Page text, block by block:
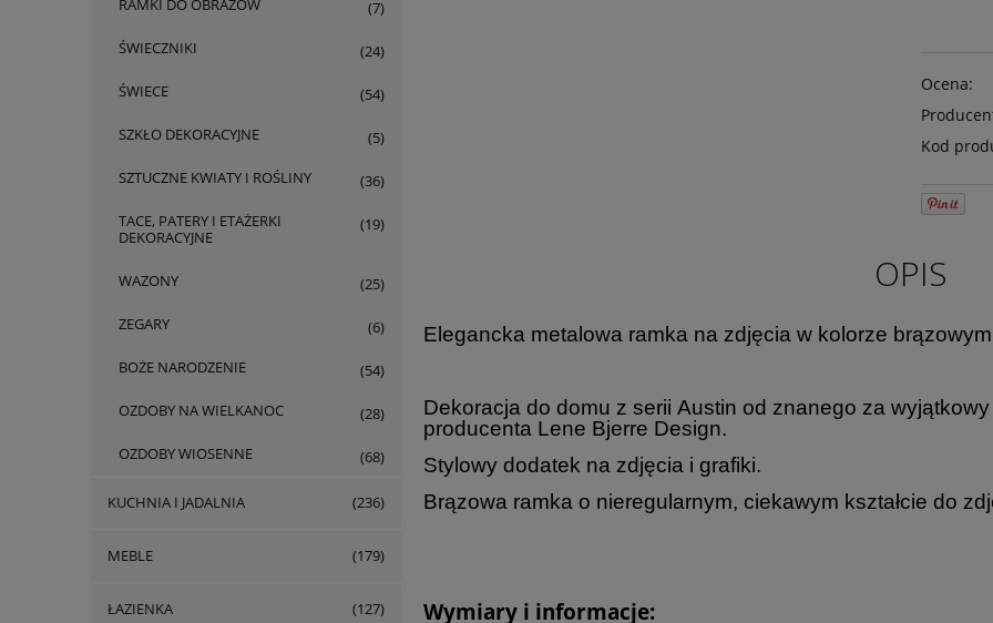
RAMKI DO OBRAZÓW (7)
ŚWIECZNIKI (24)
ŚWIECE (54)
SZKŁO DEKORACYJNE (5)
SZTUCZNE KWIATY I ROŚLINY (36)
TACE, PATERY I ETAŻERKI
DEKORACYJNE
(19)
WAZONY (25)
ZEGARY (6)
BOŻE NARODZENIE (54)
OZDOBY NA WIELKANOC (28)
OZDOBY WIOSENNE (68)
KUCHNIA I JADALNIA (236)
MEBLE (179)
ŁAZIENKA (127)
Ocena:
Kod
OPIS
Elegancka metalowa ramka na zdjęcia w kolorze
Dekoracja do domu z serii Austin od znanego za
producenta Lene Bjerre Design.
Stylowy dodatek na zdjęcia i grafiki.
Brązowa ramka o nieregularnym, ciekawym kształcie do
Wymiary i informacje: